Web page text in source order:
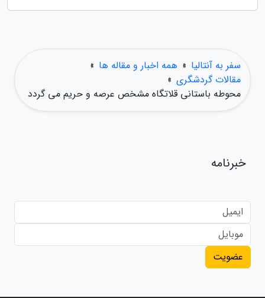
سفر به آنتالیا » همه اخبار و مقاله ها »
مقالات گردشگری »
محوطه باستانی قلاتگاه مشخص عرصه و حریم می گردد
خبرنامه
عضویت